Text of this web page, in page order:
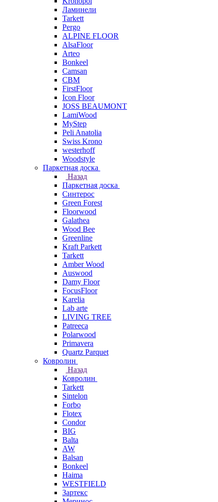
Ламинели
Tarkett
Pergo
ALPINE FLOOR
AlsaFloor
Arteo
Bonkeel
Camsan
CBM
FirstFloor
Icon Floor
JOSS BEAUMONT
LamiWood
MyStep
Peli Anatolia
Swiss Krono
westerhoff
Woodstyle
Паркетная доска
Назад
Паркетная доска
Синтерос
Green Forest
Floorwood
Galathea
Wood Bee
Greenline
Kraft Parkett
Tarkett
Amber Wood
Auswood
Damy Floor
FocusFloor
Karelia
Lab arte
LIVING TREE
Patreeca
Polarwood
Primavera
Quartz Parquet
Ковролин
Назад
Ковролин
Tarkett
Sintelon
Forbo
Flotex
Condor
BIG
Balta
AW
Balsan
Bonkeel
Haima
WESTFIELD
Зартекс